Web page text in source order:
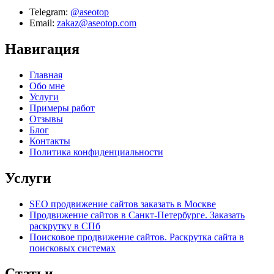
Telegram: @aseotop
Email: zakaz@aseotop.com
Навигация
Главная
Обо мне
Услуги
Примеры работ
Отзывы
Блог
Контакты
Политика конфиденциальности
Услуги
SEO продвижение сайтов заказать в Москве
Продвижение сайтов в Санкт-Петербурге. Заказать
раскрутку в СПб
Поисковое продвижение сайтов. Раскрутка сайта в
поисковых системах